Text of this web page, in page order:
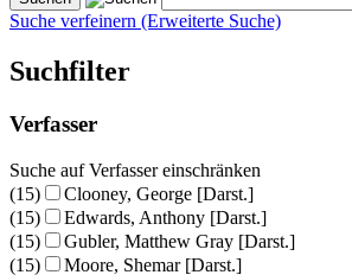
Suche verfeinern (Erweiterte Suche)
Suchfilter
Verfasser
Suche auf Verfasser einschränken
(15)
Clooney, George [Darst.]
(15)
Edwards, Anthony [Darst.]
(15)
Gubler, Matthew Gray [Darst.]
(15)
Moore, Shemar [Darst.]